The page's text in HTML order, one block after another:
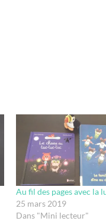
Au fil des pages avec la
25 mars 2019
Dans "Mini lecteur"